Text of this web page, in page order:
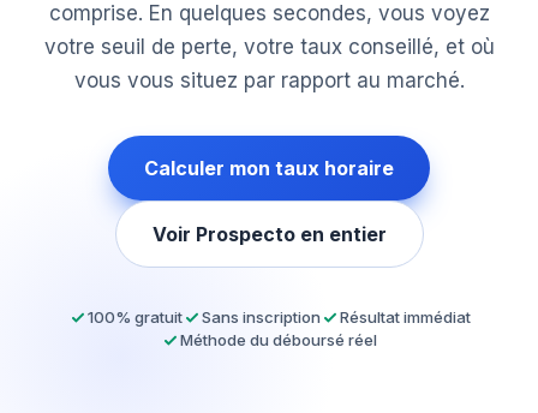
comprise. En quelques secondes, vous voyez
votre seuil de perte, votre taux conseillé, et où
vous vous situez par rapport au marché.
Calculer mon taux horaire
Voir Prospecto en entier
100% gratuit Sans inscription
Résultat immédiat
Méthode du déboursé réel